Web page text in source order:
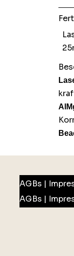
AGBs |
AGBs |